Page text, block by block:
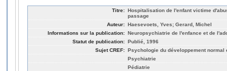
Titre: Hospitalisation de l'enfant victime
passage
Auteur: Haesevoets, Yves; Gerard, Michel
Informations sur la publication: Neuropsychiatrie de l'enfance et de
Statut de publication: Publié, 1996
Sujet CREF: Psychologie du développement normal
Psychiatrie
Pédiatrie